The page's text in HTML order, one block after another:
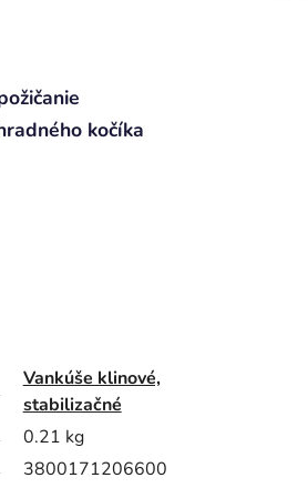
kočíka
Vankúše klinové,
stabilizačné
0.21 kg
3800171206600